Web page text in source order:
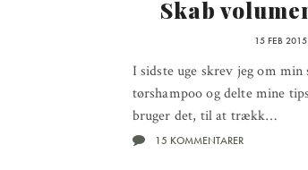
Skab
15 FEB 2015
I sidste uge skrev jeg om
tørshampoo og delte mine
bruger det, til at trækk…
15 KOMMENTARER